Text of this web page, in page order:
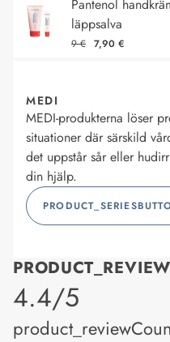
Pantenol
läppsalva
9 € 7,90 €
MEDI
MEDI-produkterna löser
situationer där särskild
det uppstår sår eller
din hjälp.
product_rating
4.4/5